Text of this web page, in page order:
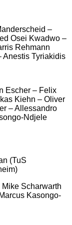
–
Osei Kwadwo –
Rehmann
Anestis Tyriakidis
Escher – Felix
Kiehn – Oliver
– Allessandro
Ndjele
(TuS
Scharwarth
Kasongo-